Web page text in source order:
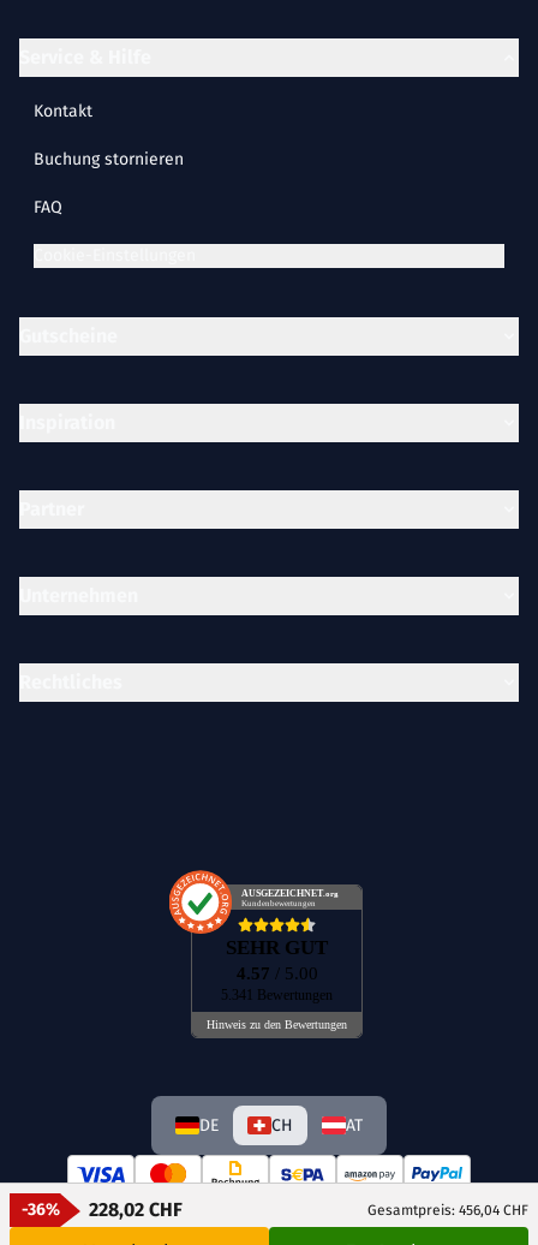
-36% 228,02 CHF Gesamtpreis: 456,04 CHF
AUSGEZEICHNET .org
Kundenbewertungen
SEHR GUT
4.57 / 5.00
5.341 Bewertungen
Hinweis zu den Bewertungen
Kontakt
Buchung stornieren
FAQ
DE CH AT